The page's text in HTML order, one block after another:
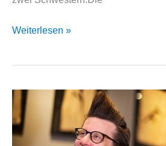
Neeweißnicht
Märchen
mal
anders
Weiterlesen »